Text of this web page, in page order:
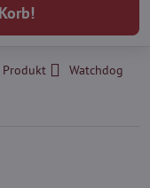
Produkt
Watchdog